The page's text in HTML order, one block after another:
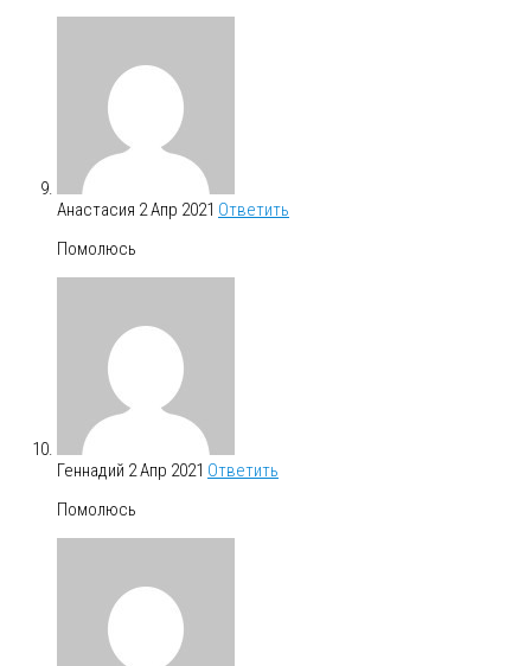
Анастасия 2 Апр 2021 Ответить
Помолюсь
Геннадий 2 Апр 2021 Ответить
Помолюсь